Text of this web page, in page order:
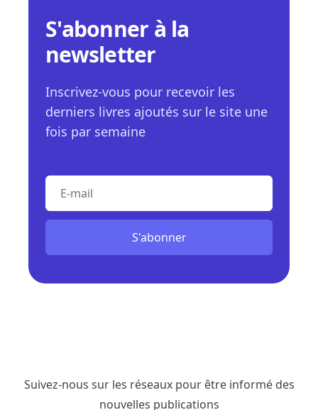
S'abonner à la
newsletter
Inscrivez-vous pour recevoir les
derniers livres ajoutés sur le site une
fois par semaine
S'abonner
Suivez-nous sur les réseaux pour être informé des
nouvelles publications